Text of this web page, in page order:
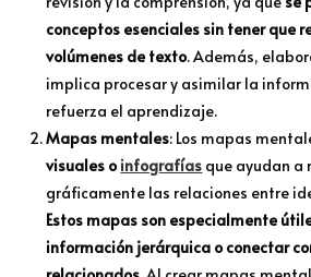
conceptos esenciales sin tener que
volúmenes de texto. Además,
implica procesar y asimilar la
refuerza el aprendizaje.
Mapas mentales: Los mapas
visuales o infografías que ayudan a
gráficamente las relaciones entre
Estos mapas son especialmente
información jerárquica o conectar